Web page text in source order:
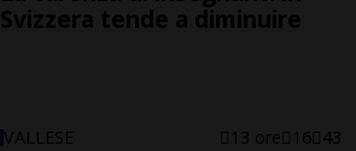
Svizzera tende a diminuire
VALLESE 13 ore 16 43